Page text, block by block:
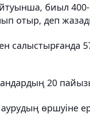
биыл 400-
отыр, деп
салыстырғанда
20
өршуіне